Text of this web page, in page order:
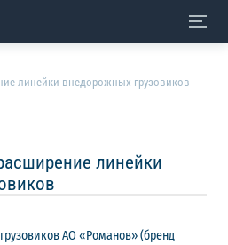
линейки внедорожных грузовиков
линейки
АО «Романов» (бренд